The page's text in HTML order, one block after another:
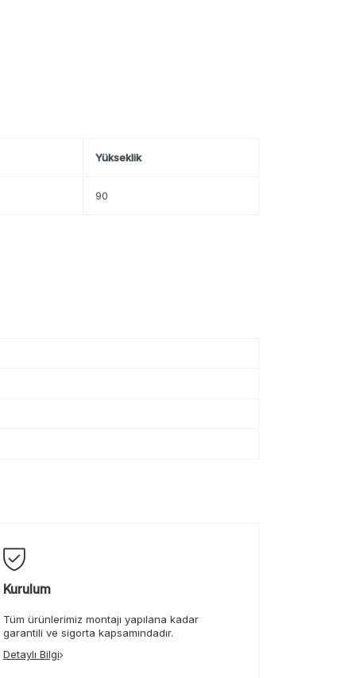
Yükseklik
90
Kurulum
Tüm ürünlerimiz montajı yapılana kadar
garantili ve sigorta kapsamındadır.
Detaylı Bilgi